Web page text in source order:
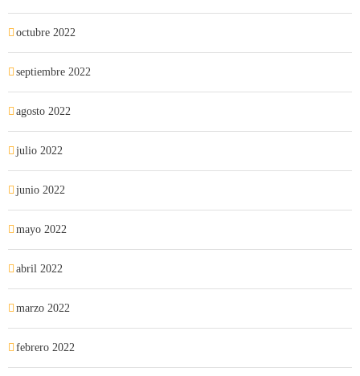
octubre 2022
septiembre 2022
agosto 2022
julio 2022
junio 2022
mayo 2022
abril 2022
marzo 2022
febrero 2022